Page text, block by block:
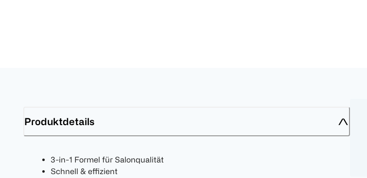
Produktdetails
3-in-1 Formel für Salonqualität
Schnell & effizient